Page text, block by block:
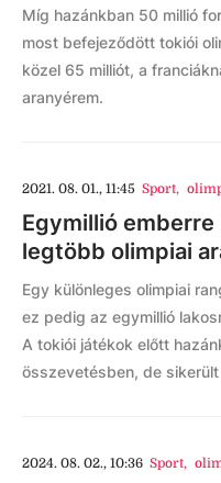
Míg hazánkban 50 millió
most befejeződött tokiói
közel 65 milliót, a
aranyérem.
2021. 08. 01., 11:45 Sport,
Egymillió emberre
legtöbb olimpiai
Egy különleges olimpiai
ez pedig az egymillió
A tokiói játékok előtt
összevetésben, de
2024. 08. 02., 10:36 Sport,